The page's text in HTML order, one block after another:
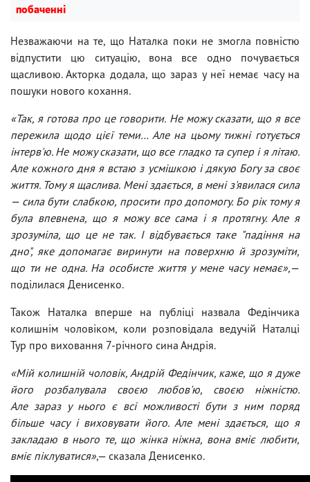
побаченні
Незважаючи на те, що Наталка поки не змогла повністю
відпустити цю ситуацію, вона все одно почувається
щасливою. Акторка додала, що зараз у неї немає часу на
пошуки нового кохання.
«Так, я готова про це говорити. Не можу сказати, що я все
пережила щодо цієї теми… Але на цьому тижні готується
інтерв'ю. Не можу сказати, що все гладко та супер і я літаю.
Але кожного дня я встаю з усмішкою і дякую Богу за своє
життя. Тому я щаслива. Мені здається, в мені з'явилася сила
— сила бути слабкою, просити про допомогу. Бо рік тому я
була впевнена, що я можу все сама і я протягну. Але я
зрозуміла, що це не так. І відбувається таке "падіння на
дно", яке допомагає виринути на поверхню й зрозуміти,
що ти не одна. На особисте життя у мене часу немає»,—
поділилася Денисенко.
Також Наталка вперше на публіці назвала Федінчика
колишнім чоловіком, коли розповідала ведучій Наталці
Тур про виховання 7-річного сина Андрія.
«Мій колишній чоловік, Андрій Федінчик, каже, що я дуже
його розбалувала своєю любов'ю, своєю ніжністю.
Але зараз у нього є всі можливості бути з ним поряд
більше часу і виховувати його. Але мені здається, що я
закладаю в нього те, що жінка ніжна, вона вміє любити,
вміє піклуватися»,— сказала Денисенко.